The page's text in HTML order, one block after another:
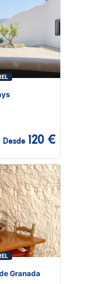
Desde 120 €
Granada